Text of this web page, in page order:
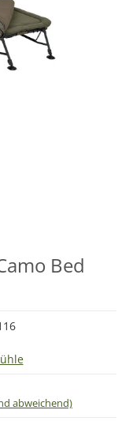
Bed
abweichend)